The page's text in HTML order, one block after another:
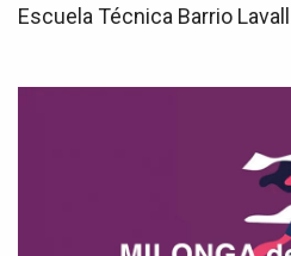
Escuela Técnica Barrio